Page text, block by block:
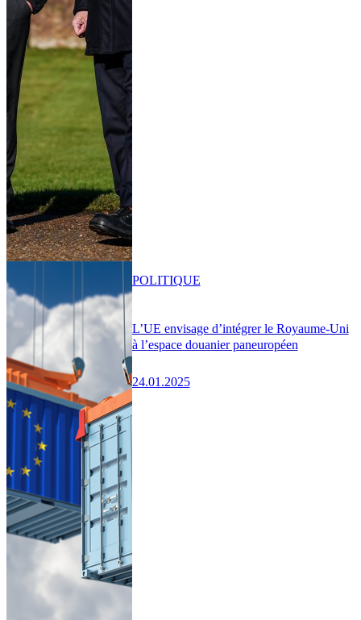
L’UE envisage d’intégrer le Royaume-Uni
à l’espace douanier paneuropéen
24.01.2025
POLITIQUE